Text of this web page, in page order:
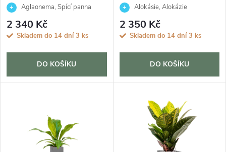
r
o
d
u
r
o
d
Aglaonema, Spící panna
2 340 Kč
Skladem do 14 dní 3 ks
DO KOŠÍKU
Alokásie, Alokázie
2 350 Kč
Skladem do 14 dní 3 ks
DO KOŠÍKU